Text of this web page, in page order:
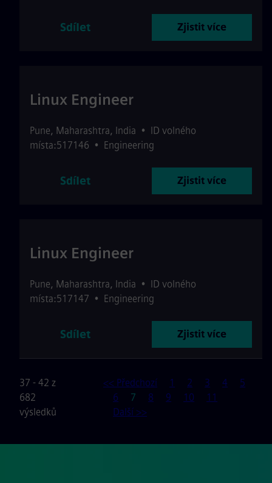
Sdílet Zjistit více
Linux Engineer
Pune, Maharashtra, India • ID volného
místa:517146 • Engineering
Sdílet Zjistit více
Linux Engineer
Pune, Maharashtra, India • ID volného
místa:517147 • Engineering
Sdílet Zjistit více
37 - 42 z
682
výsledků
<< Předchozí 1 2 3 4
5
6
Stránka
7 8 9 10
11
Další >>